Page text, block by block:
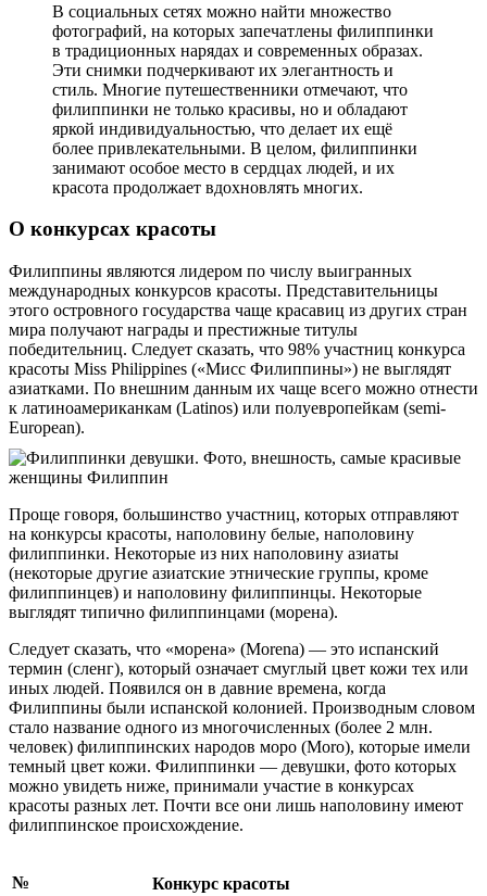
В социальных сетях можно найти множество
фотографий, на которых запечатлены филиппинки
в традиционных нарядах и современных образах.
Эти снимки подчеркивают их элегантность и
стиль. Многие путешественники отмечают, что
филиппинки не только красивы, но и обладают
яркой индивидуальностью, что делает их ещё
более привлекательными. В целом, филиппинки
занимают особое место в сердцах людей, и их
красота продолжает вдохновлять многих.
О конкурсах красоты
Филиппины являются лидером по числу выигранных
международных конкурсов красоты. Представительницы
этого островного государства чаще красавиц из других стран
мира получают награды и престижные титулы
победительниц. Следует сказать, что 98% участниц конкурса
красоты Miss Philippines («Мисс Филиппины») не выглядят
азиатками. По внешним данным их чаще всего можно отнести
к латиноамериканкам (Latinos) или полуевропейкам (semi-
European).
Проще говоря, большинство участниц, которых отправляют
на конкурсы красоты, наполовину белые, наполовину
филиппинки. Некоторые из них наполовину азиаты
(некоторые другие азиатские этнические группы, кроме
филиппинцев) и наполовину филиппинцы. Некоторые
выглядят типично филиппинцами (морена).
Следует сказать, что «морена» (Morena) — это испанский
термин (сленг), который означает смуглый цвет кожи тех или
иных людей. Появился он в давние времена, когда
Филиппины были испанской колонией. Производным словом
стало название одного из многочисленных (более 2 млн.
человек) филиппинских народов моро (Moro), которые имели
темный цвет кожи. Филиппинки — девушки, фото которых
можно увидеть ниже, принимали участие в конкурсах
красоты разных лет. Почти все они лишь наполовину имеют
филиппинское происхождение.
№
Конкурс красоты